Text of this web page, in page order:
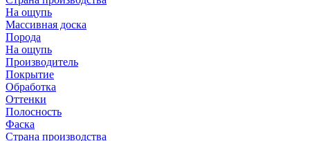
На ощупь
Массивная доска
Порода
На ощупь
Производитель
Покрытие
Обработка
Оттенки
Полосность
Фаска
Страна производства